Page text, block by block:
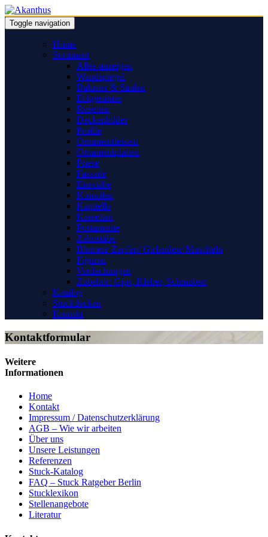
Toggle navigation
Home
Sortiment
Alles anzeigen
Wandspiegel
Baluster & Säulen
Eckgesimse
Rosetten
Deckenbilder
Profile
Ornamentleisten
Ornamentplatten
Friese
Fassade
Eierstäbe
Konsolen
Kapitelle
Kassetten
Postamente
Zahnstäbe
Blumen/ Zapfen/ Girlanden/ Muscheln
Figuren
Verdachungen
Zubehör: Gips, Kleber, Schrauben
Katalog
Stuckdecken
Kontakt
Kontaktformular
Weitere
Informationen
Home
Kontakt
Impressum / Datenschutzerklärung
AGB – Wie wir arbeiten
Über uns
Unsere Leistungen
Referenzen
Stuck-Katalog
FAQ – Stuck Ratgeber Berlin
Stucklexikon
Stellenangebote
Literatur